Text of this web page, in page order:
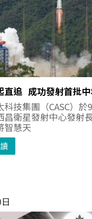
直追 成功發射首批
科技集團（CASC）
昌衛星發射中心發射
智慧天